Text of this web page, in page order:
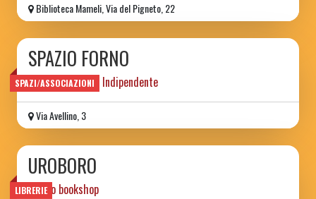
Biblioteca Mameli, Via del Pigneto, 22
SPAZI/ASSOCIAZIONI
SPAZIO FORNO
Spazio Culturare Indipendente
Via Avellino, 3
LIBRERIE
UROBORO
tattoo bookshop